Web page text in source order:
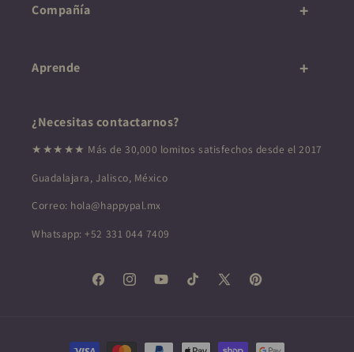
Compañía
Aprende
¿Necesitas contactarnos?
★★★★★ Más de 30,000 lomitos satisfechos desde el 2017
Guadalajara, Jalisco, México
Correo: hola@happypal.mx
Whatsapp: +52 331 044 7409
FacebookInstagramYouTubeTikTok X (Twitter)Pinterest